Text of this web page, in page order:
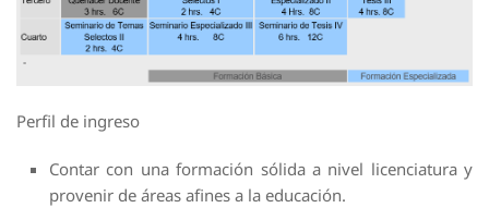
Perfil de ingreso
Contar con una formación sólida a nivel licenciatura y
provenir de áreas afines a la educación.